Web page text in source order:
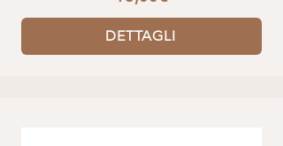
DETTAGLI